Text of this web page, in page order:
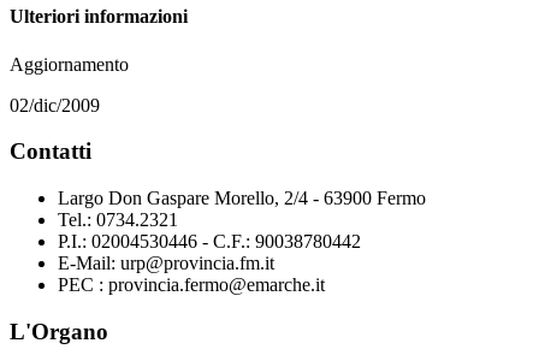
Ulteriori informazioni
Aggiornamento
02/dic/2009
Contatti
Largo Don Gaspare Morello, 2/4 - 63900 Fermo
Tel.: 0734.2321
P.I.: 02004530446 - C.F.: 90038780442
E-Mail: urp@provincia.fm.it
PEC : provincia.fermo@emarche.it
L'Organo